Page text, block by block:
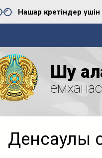
Нашар көретіндер үшін
Шу
Денсаулық